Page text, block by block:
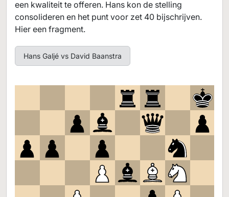
een kwaliteit te offeren. Hans kon de stelling
consolideren en het punt voor zet 40 bijschrijven.
Hier een fragment.
Hans Galjé vs David Baanstra